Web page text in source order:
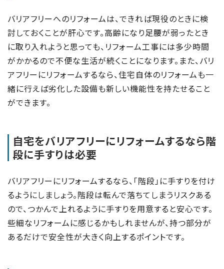
バリアフリーへのリフォームは、できれば現役のときに検
討しておくことが肝心です。高齢になり足腰が弱ったとき
に取り入れようと思っても、リフォーム工事には多少時間
がかかるので不便な生活が続くことになります。また、バリ
アフリーにリフォームするなら、住宅自体のリフォームも一
緒に行えば劣化した設備も新しい機能性を持たせること
ができます。
自宅をバリアフリーにリフォームするなら階
段に手すりは必要
バリアフリーにリフォームするなら、「階段」に手すりを付け
るようにしましょう。階段は転んで落ちてしまうリスクある
ので、つかんで上れるように手すりを用意すると安心です。
些細なリフォームに感じるかもしれませんが、持つ部分が
あるだけで安全性が大きく向上するポイントです。